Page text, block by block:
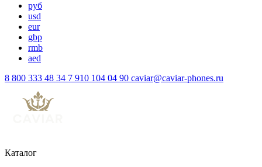
руб
usd
eur
gbp
rmb
aed
8 800 333 48 34 7 910 104 04 90 caviar@caviar-phones.ru
Каталог